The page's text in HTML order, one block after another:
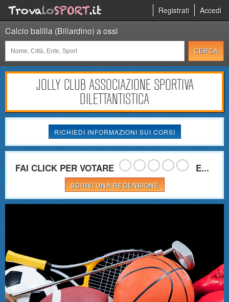
Registrati Accedi
Calcio balilla (Biliardino) a ossi
JOLLY CLUB ASSOCIAZIONE SPORTIVA
DILETTANTISTICA
RICHIEDI INFORMAZIONI SUI CORSI
FAI CLICK PER VOTARE E...
SCRIVI UNA RECENSIONE